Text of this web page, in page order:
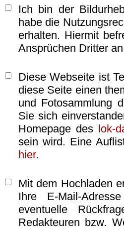
Ich bin der
habe die
erhalten. Hiermit
Ansprüchen Dritter
Diese Webseite ist
diese Seite einen
und Fotosammlung
Sie sich
Homepage des lok-
sein wird. Eine
hier.
Mit dem Hochladen
Ihre E-Mail-
eventuelle
Redakteuren bzw.